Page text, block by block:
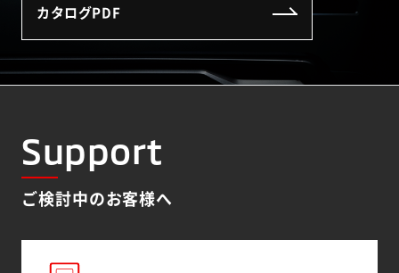
カタログPDF
Support
ご検討中のお客様へ